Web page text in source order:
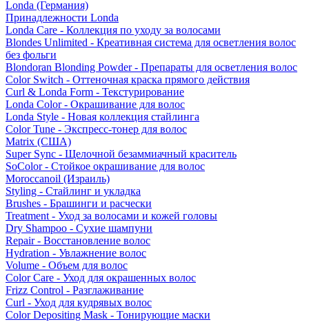
Londa (Германия)
Принадлежности Londa
Londa Care - Коллекция по уходу за волосами
Blondes Unlimited - Креативная система для осветления волос
без фольги
Blondoran Blonding Powder - Препараты для осветления волос
Color Switch - Оттеночная краска прямого действия
Curl & Londa Form - Текстурирование
Londa Color - Окрашивание для волос
Londa Style - Новая коллекция стайлинга
Color Tune - Экспресс-тонер для волос
Matrix (США)
Super Sync - Щелочной безаммиачный краситель
SoColor - Стойкое окрашивание для волос
Moroccanoil (Израиль)
Styling - Стайлинг и укладка
Brushes - Брашинги и расчески
Treatment - Уход за волосами и кожей головы
Dry Shampoo - Сухие шампуни
Repair - Восстановление волос
Hydration - Увлажнение волос
Volume - Объем для волос
Color Care - Уход для окрашенных волос
Frizz Control - Разглаживание
Curl - Уход для кудрявых волос
Color Depositing Mask - Тонирующие маски